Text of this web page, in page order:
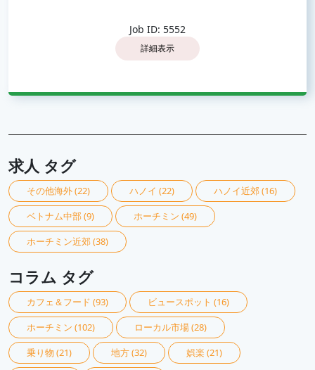
Job ID: 5552
詳細表示
求人 タグ
その他海外(22) ハノイ (22) ハノイ近郊(16)
ベトナム中部(9) ホーチミン (49)
ホーチミン近郊(38)
コラム タグ
カフェ＆フード (93) ビュースポット (16)
ホーチミン (102) ローカル市場(28)
乗り物 (21) 地方(32) 娯楽 (21)